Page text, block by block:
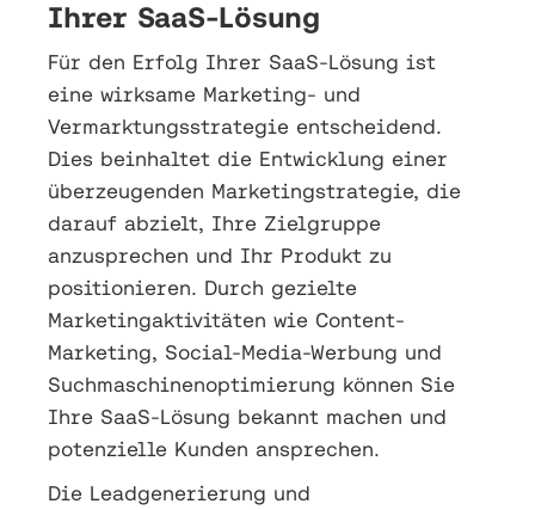
Ihrer SaaS-Lösung
Für den Erfolg Ihrer SaaS-Lösung ist
eine wirksame Marketing- und
Vermarktungsstrategie entscheidend.
Dies beinhaltet die Entwicklung einer
überzeugenden Marketingstrategie, die
darauf abzielt, Ihre Zielgruppe
anzusprechen und Ihr Produkt zu
positionieren. Durch gezielte
Marketingaktivitäten wie Content-
Marketing, Social-Media-Werbung und
Suchmaschinenoptimierung können Sie
Ihre SaaS-Lösung bekannt machen und
potenzielle Kunden ansprechen.
Die Leadgenerierung und